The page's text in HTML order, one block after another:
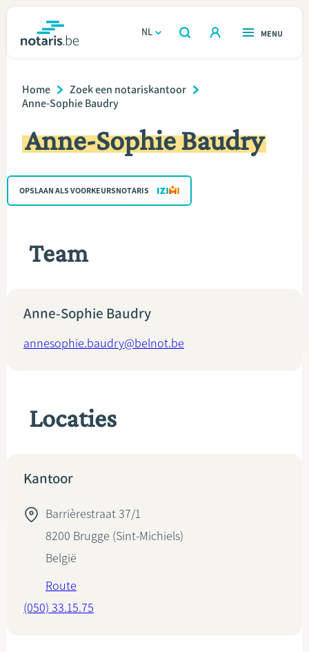
inhoud
NL
OPEN
ZOEKEN
OPEN
MENU
Wonen
Relatie & samenleven
Ondernemen
Over de notaris
VIND EEN NOTARIS
Breadcrumb
Home
Zoek een notariskantoor
Anne-Sophie Baudry
Anne-Sophie Baudry
OPSLAAN ALS VOORKEURSNOTARIS
Team
Anne-Sophie Baudry
annesophie.baudry@belnot.be
Locaties
Kantoor
Barrièrestraat 37/1
8200 Brugge (Sint-Michiels)
België
Route
(050) 33.15.75